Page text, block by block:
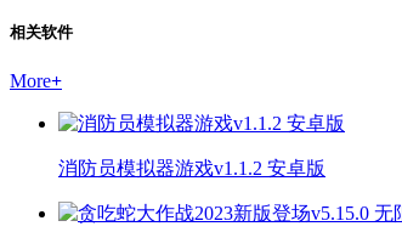
相关软件
More+
消防员模拟器游戏v1.1.2 安卓版